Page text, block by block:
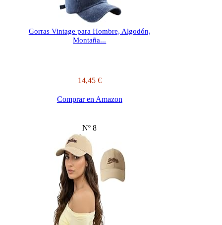
Gorras Vintage para Hombre, Algodón,
Montaña...
14,45 €
Comprar en Amazon
Nº 8